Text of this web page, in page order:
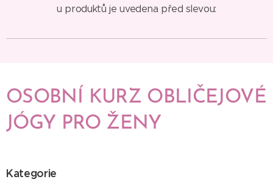
u produktů je uvedena před slevou:
OSOBNÍ KURZ OBLIČEJOVÉ
JÓGY PRO ŽENY
Kategorie